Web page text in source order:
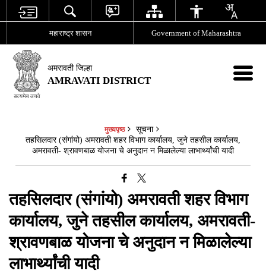
महाराष्ट्र शासन Government of Maharashtra
अमरावती जिल्हा
AMRAVATI DISTRICT
मुख्यपृष्ठ
सूचना
तहसिलदार (संगांयो) अमरावती शहर विभाग कार्यालय, जुने तहसील कार्यालय,
अमरावती- श्रावणबाळ योजना चे अनुदान न मिळालेल्या लाभार्थ्यांची यादी
तहसिलदार (संगांयो) अमरावती शहर विभाग
कार्यालय, जुने तहसील कार्यालय, अमरावती-
श्रावणबाळ योजना चे अनुदान न मिळालेल्या
लाभार्थ्यांची यादी